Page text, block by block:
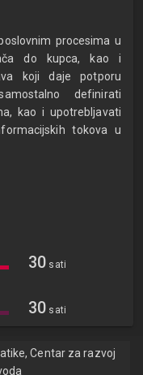
procesima u
do kupca, kao i
koji daje potporu
definirati
kao i upotrebljavati
tokova u
30 sati
30 sati
Centar za razvoj